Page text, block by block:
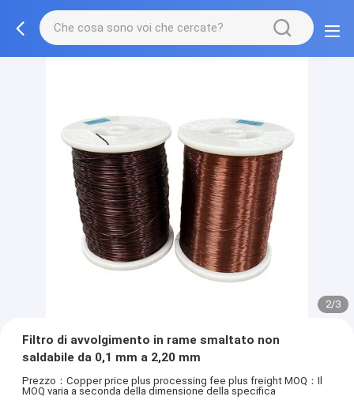
2/3
Filtro di avvolgimento in rame smaltato non
saldabile da 0,1 mm a 2,20 mm
Prezzo：Copper price plus processing fee plus freight MOQ：Il
MOQ varia a seconda della dimensione della specifica